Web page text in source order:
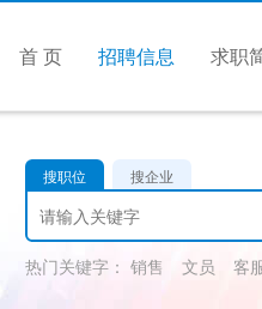
首 页 招聘信息 求职
搜职位 搜企业
热门关键字： 销售 文员 客